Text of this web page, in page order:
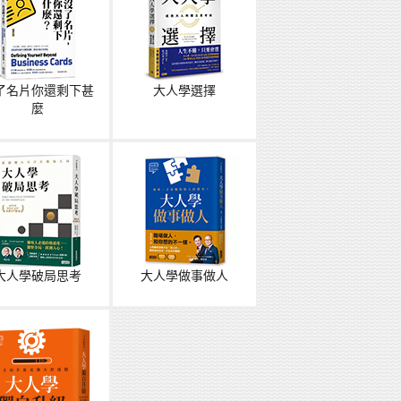
名片你還剩下甚
麼
大人學選擇
人學破局思考 大人學做事做人